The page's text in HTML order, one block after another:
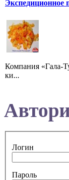
Экспедиционное
Компания «Гала-
ки...
Логин
Пароль